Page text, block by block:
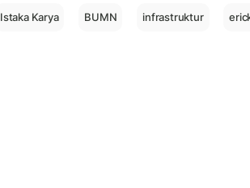
Istaka Karya BUMN infrastruktur